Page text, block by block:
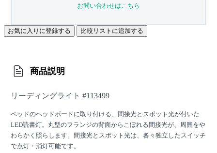
お問い合わせはこちら
お気に入りに登録する 比較リストに追加する
商品説明
リーディングライト #113499
ベッドのヘッドボードに取り付ける、間接光とスポット光が付いた
LED読書灯。丸型のフランジの背面からこぼれる間接光が、周囲をや
わらかく照らします。間接光とスポット光は、各々独立したスイッチ
で点灯・消灯可能です。